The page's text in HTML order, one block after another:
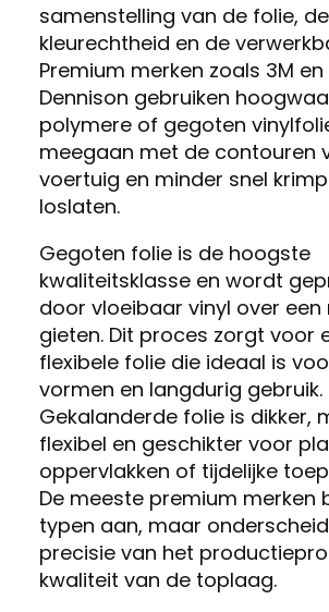
samenstelling van de folie,
kleurechtheid en de
Premium merken zoals 3M en
Dennison gebruiken
polymere of gegoten
meegaan met de contouren
voertuig en minder snel
loslaten.
Gegoten folie is de hoogste
kwaliteitsklasse en wordt
door vloeibaar vinyl over een
gieten. Dit proces zorgt voor
flexibele folie die ideaal is
vormen en langdurig gebruik.
Gekalanderde folie is dikker,
flexibel en geschikter voor
oppervlakken of tijdelijke
De meeste premium merken
typen aan, maar
precisie van het
kwaliteit van de toplaag.